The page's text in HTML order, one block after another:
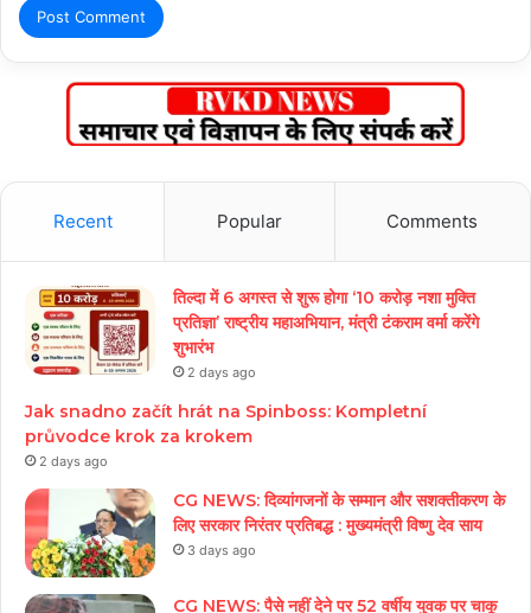
Recent Popular Comments
तिल्दा में 6 अगस्त से शुरू होगा ‘10 करोड़ नशा मुक्ति
प्रतिज्ञा’ राष्ट्रीय महाअभियान, मंत्री टंकराम वर्मा करेंगे
शुभारंभ
2 days ago
Jak snadno začít hrát na Spinboss: Kompletní
průvodce krok za krokem
2 days ago
CG NEWS: दिव्यांगजनों के सम्मान और सशक्तीकरण के
लिए सरकार निरंतर प्रतिबद्ध : मुख्यमंत्री विष्णु देव साय
3 days ago
CG NEWS: पैसे नहीं देने पर 52 वर्षीय युवक पर चाकू